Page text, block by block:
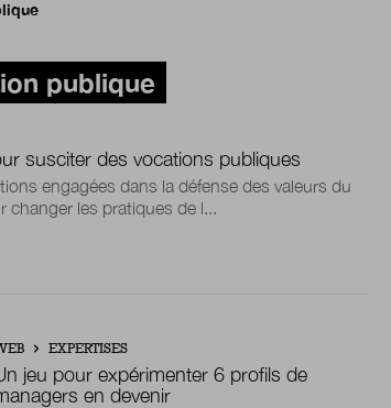
publique
susciter des vocations publiques
engagées dans la défense des valeurs du
changer les pratiques de l...
EXPERTISES
jeu pour expérimenter 6 profils de
en devenir